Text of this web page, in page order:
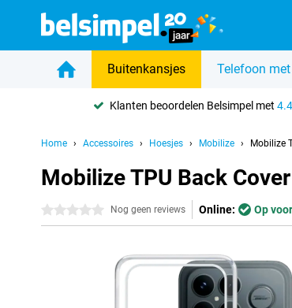
Buitenkansjes Telefoon
Klanten beoordelen Belsimpel met
Home Accessoires Hoesjes Mobilize Mobilize
Mobilize TPU Back
0 sterren Nog geen reviews Online: Op